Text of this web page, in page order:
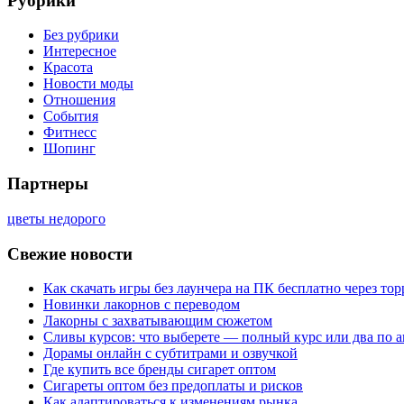
Без рубрики
Интересное
Красота
Новости моды
Отношения
События
Фитнесс
Шопинг
Партнеры
цветы недорого
Свежие новости
Как скачать игры без лаунчера на ПК бесплатно через
Новинки лакорнов с переводом
Лакорны с захватывающим сюжетом
Сливы курсов: что выберете — полный курс или два по
Дорамы онлайн с субтитрами и озвучкой
Где купить все бренды сигарет оптом
Сигареты оптом без предоплаты и рисков